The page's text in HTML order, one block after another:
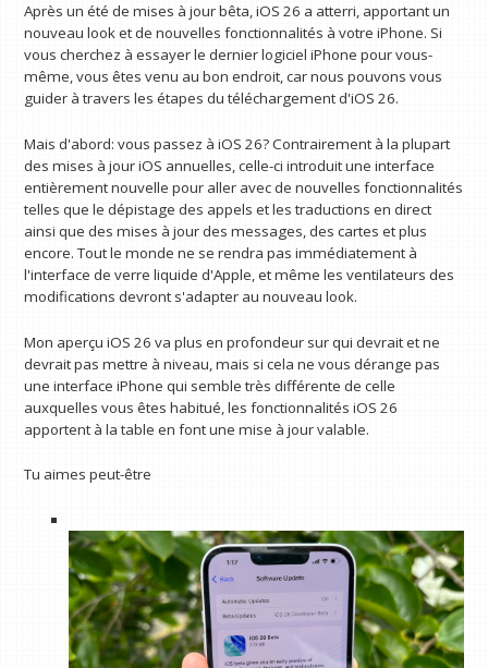
Après un été de mises à jour bêta, iOS 26 a atterri, apportant un
nouveau look et de nouvelles fonctionnalités à votre iPhone. Si
vous cherchez à essayer le dernier logiciel iPhone pour vous-
même, vous êtes venu au bon endroit, car nous pouvons vous
guider à travers les étapes du téléchargement d'iOS 26.
Mais d'abord: vous passez à iOS 26? Contrairement à la plupart
des mises à jour iOS annuelles, celle-ci introduit une interface
entièrement nouvelle pour aller avec de nouvelles fonctionnalités
telles que le dépistage des appels et les traductions en direct
ainsi que des mises à jour des messages, des cartes et plus
encore. Tout le monde ne se rendra pas immédiatement à
l'interface de verre liquide d'Apple, et même les ventilateurs des
modifications devront s'adapter au nouveau look.
Mon aperçu iOS 26 va plus en profondeur sur qui devrait et ne
devrait pas mettre à niveau, mais si cela ne vous dérange pas
une interface iPhone qui semble très différente de celle
auxquelles vous êtes habitué, les fonctionnalités iOS 26
apportent à la table en font une mise à jour valable.
Tu aimes peut-être